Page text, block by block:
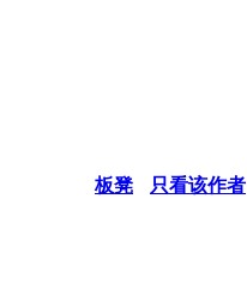
板凳 只看该作者